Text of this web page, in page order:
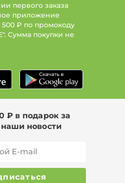
первого заказа
приложение
500 ₽ по промокоду
Сумма покупки не
₽ в подарок за
новости